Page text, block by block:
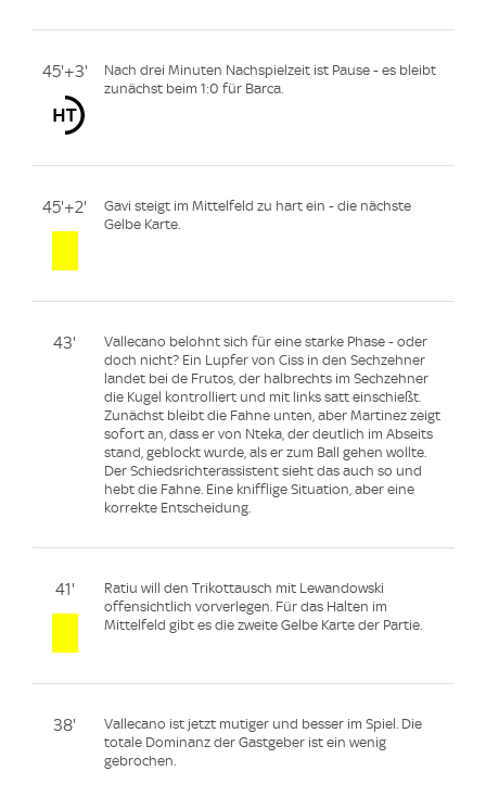
45'+3'
Nach drei Minuten Nachspielzeit ist Pause - es bleibt
zunächst beim 1:0 für Barca.
45'+2'
Gavi steigt im Mittelfeld zu hart ein - die nächste
Gelbe Karte.
43'
Vallecano belohnt sich für eine starke Phase - oder
doch nicht? Ein Lupfer von Ciss in den Sechzehner
landet bei de Frutos, der halbrechts im Sechzehner
die Kugel kontrolliert und mit links satt einschießt.
Zunächst bleibt die Fahne unten, aber Martinez zeigt
sofort an, dass er von Nteka, der deutlich im Abseits
stand, geblockt wurde, als er zum Ball gehen wollte.
Der Schiedsrichterassistent sieht das auch so und
hebt die Fahne. Eine knifflige Situation, aber eine
korrekte Entscheidung.
41'
Ratiu will den Trikottausch mit Lewandowski
offensichtlich vorverlegen. Für das Halten im
Mittelfeld gibt es die zweite Gelbe Karte der Partie.
38'
Vallecano ist jetzt mutiger und besser im Spiel. Die
totale Dominanz der Gastgeber ist ein wenig
gebrochen.